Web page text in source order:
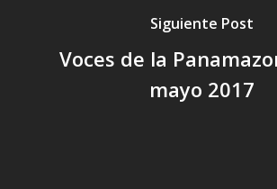
Siguiente Post
Voces de la
mayo 2017